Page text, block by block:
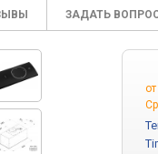
ЗАДАТЬ
от